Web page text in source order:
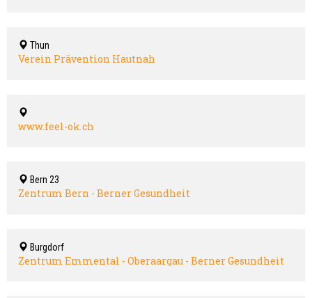
Thun
Verein Prävention Hautnah
www.feel-ok.ch
Bern 23
Zentrum Bern - Berner Gesundheit
Burgdorf
Zentrum Emmental - Oberaargau - Berner Gesundheit